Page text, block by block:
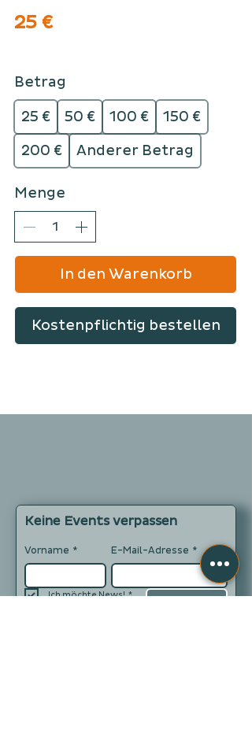
25 €
Betrag
25 €
50 € 100 €
150 €
200 €
Anderer Betrag
Menge
In den Warenkorb
Kostenpflichtig bestellen
Keine Events verpassen
Vorname * E-Mail-Adresse *
Ich möchte News! *